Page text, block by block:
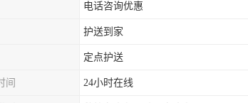
电话咨询优惠
护送到家
定点护送
间 24小时在线